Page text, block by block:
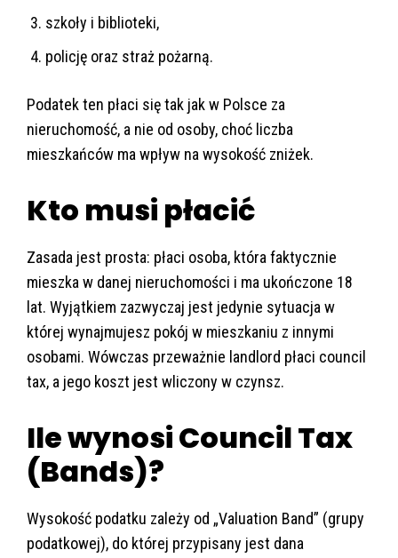
szkoły i biblioteki,
policję oraz straż pożarną.
Podatek ten płaci się tak jak w Polsce za
nieruchomość, a nie od osoby, choć liczba
mieszkańców ma wpływ na wysokość zniżek.
Kto musi płacić
Zasada jest prosta: płaci osoba, która faktycznie
mieszka w danej nieruchomości i ma ukończone 18
lat. Wyjątkiem zazwyczaj jest jedynie sytuacja w
której wynajmujesz pokój w mieszkaniu z innymi
osobami. Wówczas przeważnie landlord płaci council
tax, a jego koszt jest wliczony w czynsz.
Ile wynosi Council Tax
(Bands)?
Wysokość podatku zależy od „Valuation Band” (grupy
podatkowej), do której przypisany jest dana